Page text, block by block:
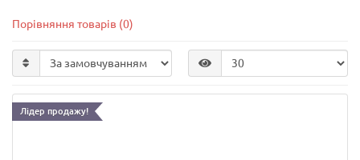
Порівняння товарів (0)
Лідер продажу!